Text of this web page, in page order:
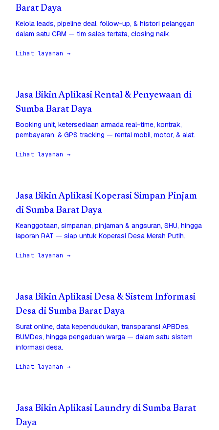
Barat Daya
Kelola leads, pipeline deal, follow-up, & histori pelanggan
dalam satu CRM — tim sales tertata, closing naik.
Lihat layanan →
Jasa Bikin Aplikasi Rental & Penyewaan di
Sumba Barat Daya
Booking unit, ketersediaan armada real-time, kontrak,
pembayaran, & GPS tracking — rental mobil, motor, & alat.
Lihat layanan →
Jasa Bikin Aplikasi Koperasi Simpan Pinjam
di Sumba Barat Daya
Keanggotaan, simpanan, pinjaman & angsuran, SHU, hingga
laporan RAT — siap untuk Koperasi Desa Merah Putih.
Lihat layanan →
Jasa Bikin Aplikasi Desa & Sistem Informasi
Desa di Sumba Barat Daya
Surat online, data kependudukan, transparansi APBDes,
BUMDes, hingga pengaduan warga — dalam satu sistem
informasi desa.
Lihat layanan →
Jasa Bikin Aplikasi Laundry di Sumba Barat
Daya